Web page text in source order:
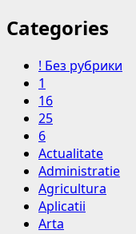
Categories
! Без рубрики
1
16
25
6
Actualitate
Administratie
Agricultura
Aplicatii
Arta